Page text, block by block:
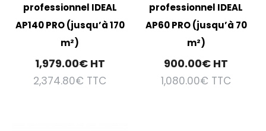
professionnel IDEAL
AP140 PRO (jusqu’à 170
m²)
1,979.00€HT
2,374.80€ TTC
professionnel IDEAL
AP60 PRO (jusqu’à 70
m²)
900.00€ HT
1,080.00€ TTC